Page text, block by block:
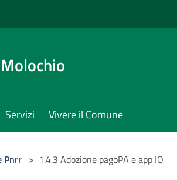
Servizi Vivere il Comune
Pnrr > 1.4.3 Adozione pagoPA e app IO